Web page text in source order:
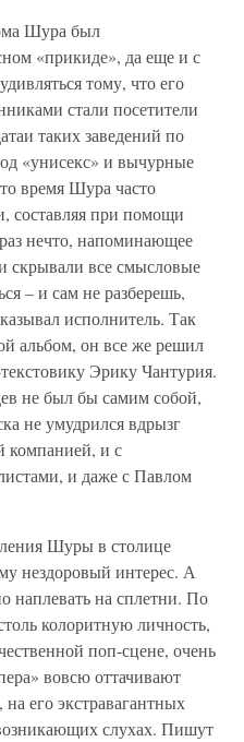
Шура был
«прикиде», да еще и с
тому, что его
стали посетители
таких заведений по
«унисекс» и вычурные
время Шура часто
составляя при помощи
нечто, напоминающее
скрывали все смысловые
– и сам не разберешь,
исполнитель. Так
альбом, он все же решил
Эрику Чантурия.
не был бы самим собой,
не умудрился вдрызг
компанией, и с
и даже с Павлом
Шуры в столице
нездоровый интерес. А
наплевать на сплетни. По
колоритную личность,
поп-сцене, очень
вовсю оттачивают
его экстравагантных
слухах. Пишут